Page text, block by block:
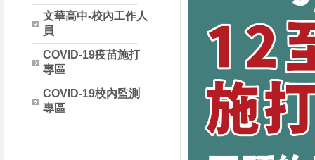
文華高中-校內工作人
員
COVID-19疫苗施打
專區
COVID-19校內監測
專區